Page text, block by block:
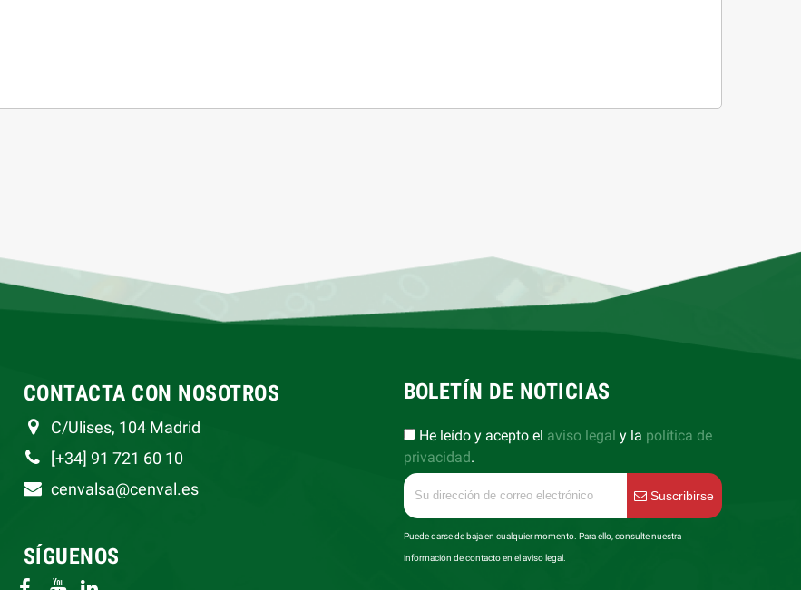
CONTACTA CON NOSOTROS
C/Ulises, 104 Madrid
[+34] 91 721 60 10
cenvalsa@cenval.es
SÍGUENOS
BOLETÍN DE NOTICIAS
He leído y acepto el aviso legal y la política de
privacidad.
Suscribirse
Puede darse de baja en cualquier momento. Para ello, consulte nuestra
información de contacto en el aviso legal.